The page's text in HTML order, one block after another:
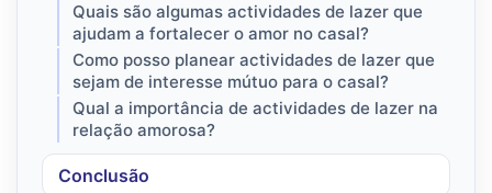
Quais são algumas actividades de lazer que
ajudam a fortalecer o amor no casal?
Como posso planear actividades de lazer que
sejam de interesse mútuo para o casal?
Qual a importância de actividades de lazer na
relação amorosa?
Conclusão